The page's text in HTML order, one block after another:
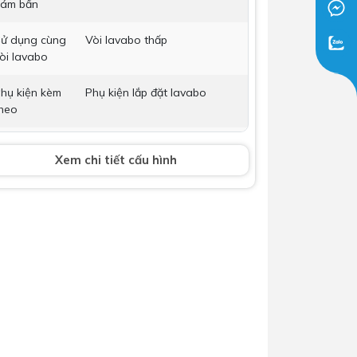
Lavabo Lộc Nghi Cần Thơ –
bẩn
dụng cùng
lavabo
Vòi lavabo thấp
kiện kèm
Phụ kiện lắp đặt lavabo
lavabo Không bao gồm
xả Không bao gồm
Xem chi tiết cấu hình